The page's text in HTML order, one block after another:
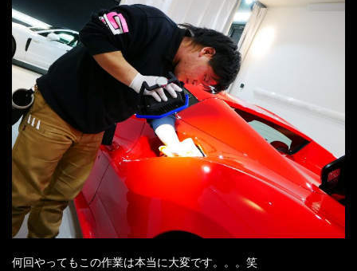
何回やってもこの作業は本当に大変です。。。笑